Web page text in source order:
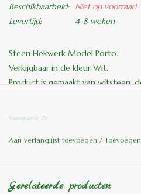
Beschikbaarheid:
Niet op voorraad
Levertijd:
4-8 weken
Steen Hekwerk Model Porto.
Verkijgbaar in de kleur Wit.
Product is gemaakt van witsteen,
Bijpassende hoekzuil:
Demmerik 73
Aan verlanglijst toevoegen /
Gerelateerde producten